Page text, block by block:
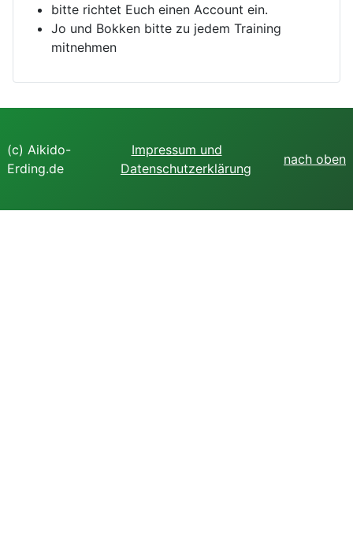
bitte richtet Euch einen Account ein.
Jo und Bokken bitte zu jedem Training
mitnehmen
(c) Aikido-
Erding.de
Impressum und
Datenschutzerklärung
nach oben